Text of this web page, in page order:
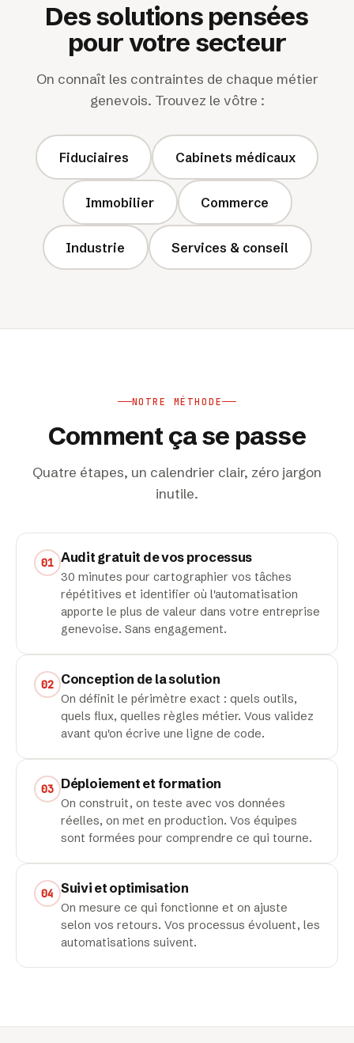
Des solutions pensées
pour votre secteur
On connaît les contraintes de chaque métier
genevois. Trouvez le vôtre :
Fiduciaires Cabinets médicaux
Immobilier Commerce
Industrie Services & conseil
NOTRE MÉTHODE
Comment ça se passe
Quatre étapes, un calendrier clair, zéro jargon
inutile.
01 Audit gratuit de vos processus
30 minutes pour cartographier vos tâches
répétitives et identifier où l'automatisation
apporte le plus de valeur dans votre entreprise
genevoise. Sans engagement.
02 Conception de la solution
On définit le périmètre exact : quels outils,
quels flux, quelles règles métier. Vous validez
avant qu'on écrive une ligne de code.
03 Déploiement et formation
On construit, on teste avec vos données
réelles, on met en production. Vos équipes
sont formées pour comprendre ce qui tourne.
04 Suivi et optimisation
On mesure ce qui fonctionne et on ajuste
selon vos retours. Vos processus évoluent, les
automatisations suivent.